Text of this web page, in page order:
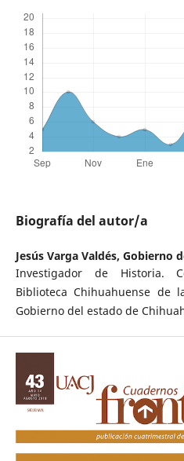
Biografía del autor/a
Jesús Varga Valdés, Gobierno
Investigador de Historia.
Biblioteca Chihuahuense de
Gobierno del estado de